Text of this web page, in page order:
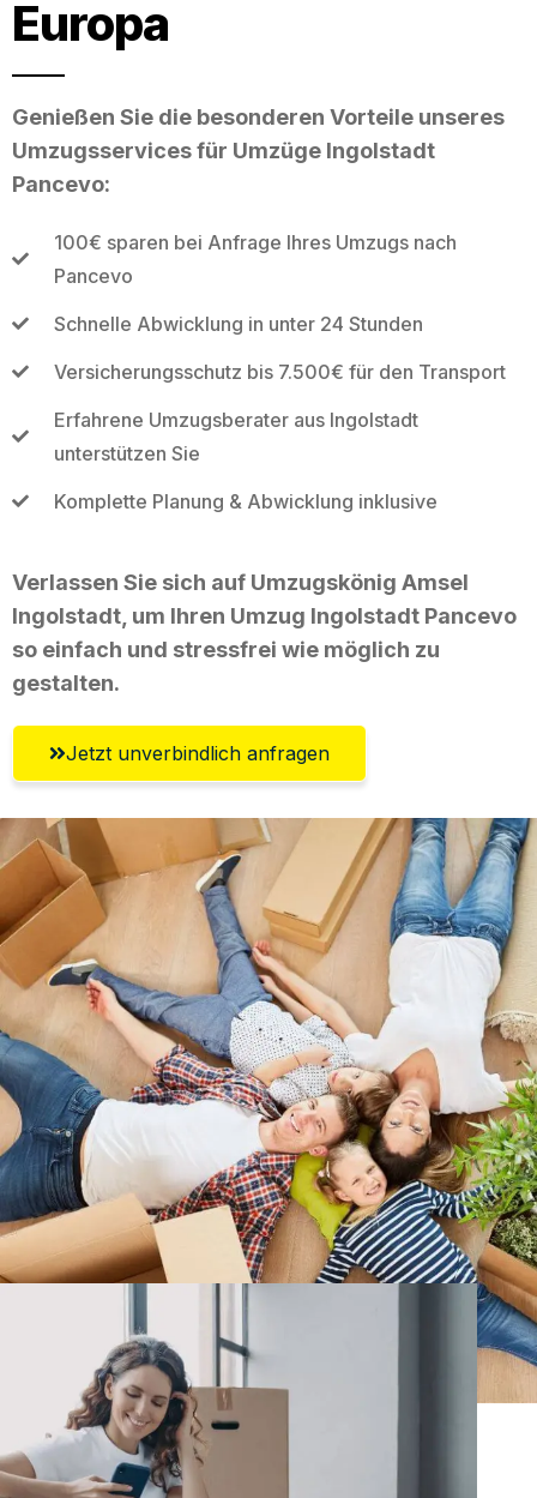
Europa
Genießen Sie die besonderen Vorteile unseres
Umzugsservices für Umzüge Ingolstadt
Pancevo:
100€ sparen bei Anfrage Ihres Umzugs nach
Pancevo
Schnelle Abwicklung in unter 24 Stunden
Versicherungsschutz bis 7.500€ für den Transport
Erfahrene Umzugsberater aus Ingolstadt
unterstützen Sie
Komplette Planung & Abwicklung inklusive
Verlassen Sie sich auf Umzugskönig Amsel
Ingolstadt, um Ihren Umzug Ingolstadt Pancevo
so einfach und stressfrei wie möglich zu
gestalten.
Jetzt unverbindlich anfragen